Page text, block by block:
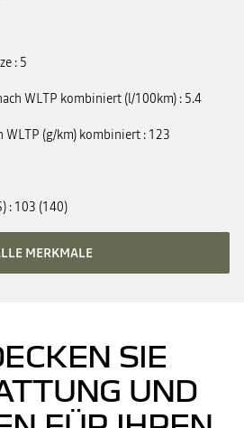
5
WLTP kombiniert (l/100km) 5.4
WLTP (g/km) kombiniert 123
103 (140)
MERKMALE
SIE
UND